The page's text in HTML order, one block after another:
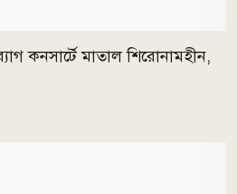
কনসার্টে মাতাল শিরোনামহীন,